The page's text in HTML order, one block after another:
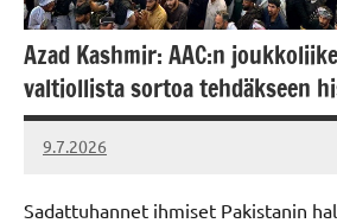
Azad Kashmir: AAC:n
valtiollista sortoa tehdäkseen
9.7.2026
Vallankumous
Sadattuhannet ihmiset Pakistanin